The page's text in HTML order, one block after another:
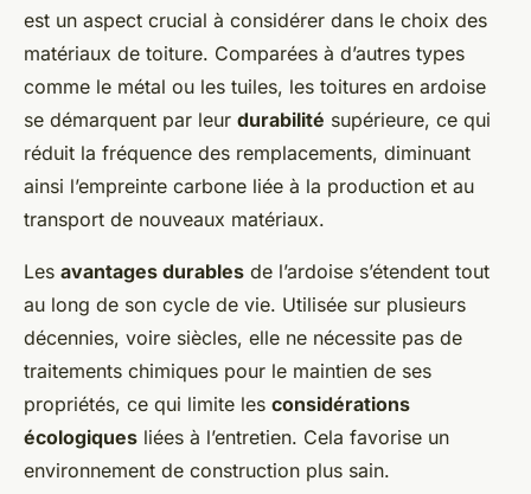
est un aspect crucial à considérer dans le choix des
matériaux de toiture. Comparées à d’autres types
comme le métal ou les tuiles, les toitures en ardoise
se démarquent par leur durabilité supérieure, ce qui
réduit la fréquence des remplacements, diminuant
ainsi l’empreinte carbone liée à la production et au
transport de nouveaux matériaux.
Les avantages durables de l’ardoise s’étendent tout
au long de son cycle de vie. Utilisée sur plusieurs
décennies, voire siècles, elle ne nécessite pas de
traitements chimiques pour le maintien de ses
propriétés, ce qui limite les considérations
écologiques liées à l’entretien. Cela favorise un
environnement de construction plus sain.